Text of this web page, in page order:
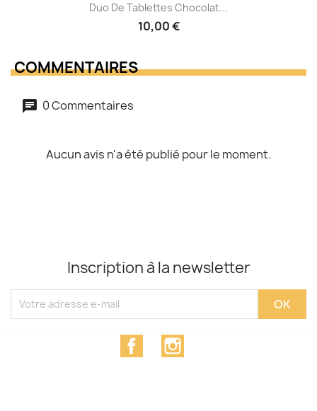
Duo De Tablettes Chocolat...
10,00 €
COMMENTAIRES
0 Commentaires
Aucun avis n'a été publié pour le moment.
Inscription à la newsletter
Facebook